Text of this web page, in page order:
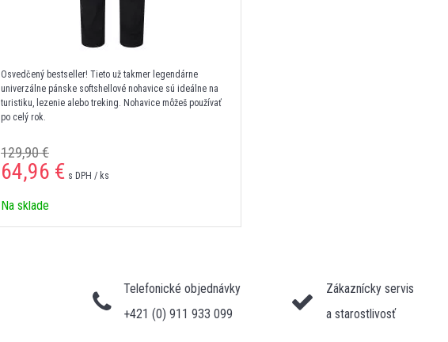
Osvedčený bestseller! Tieto už takmer legendárne
univerzálne pánske softshellové nohavice sú ideálne na
turistiku, lezenie alebo treking. Nohavice môžeš používať
po celý rok.
129,90 €
64,96 € s DPH / ks
Na sklade
Telefonické objednávky
+421 (0) 911 933 099
Zákaznícky servis
a starostlivosť